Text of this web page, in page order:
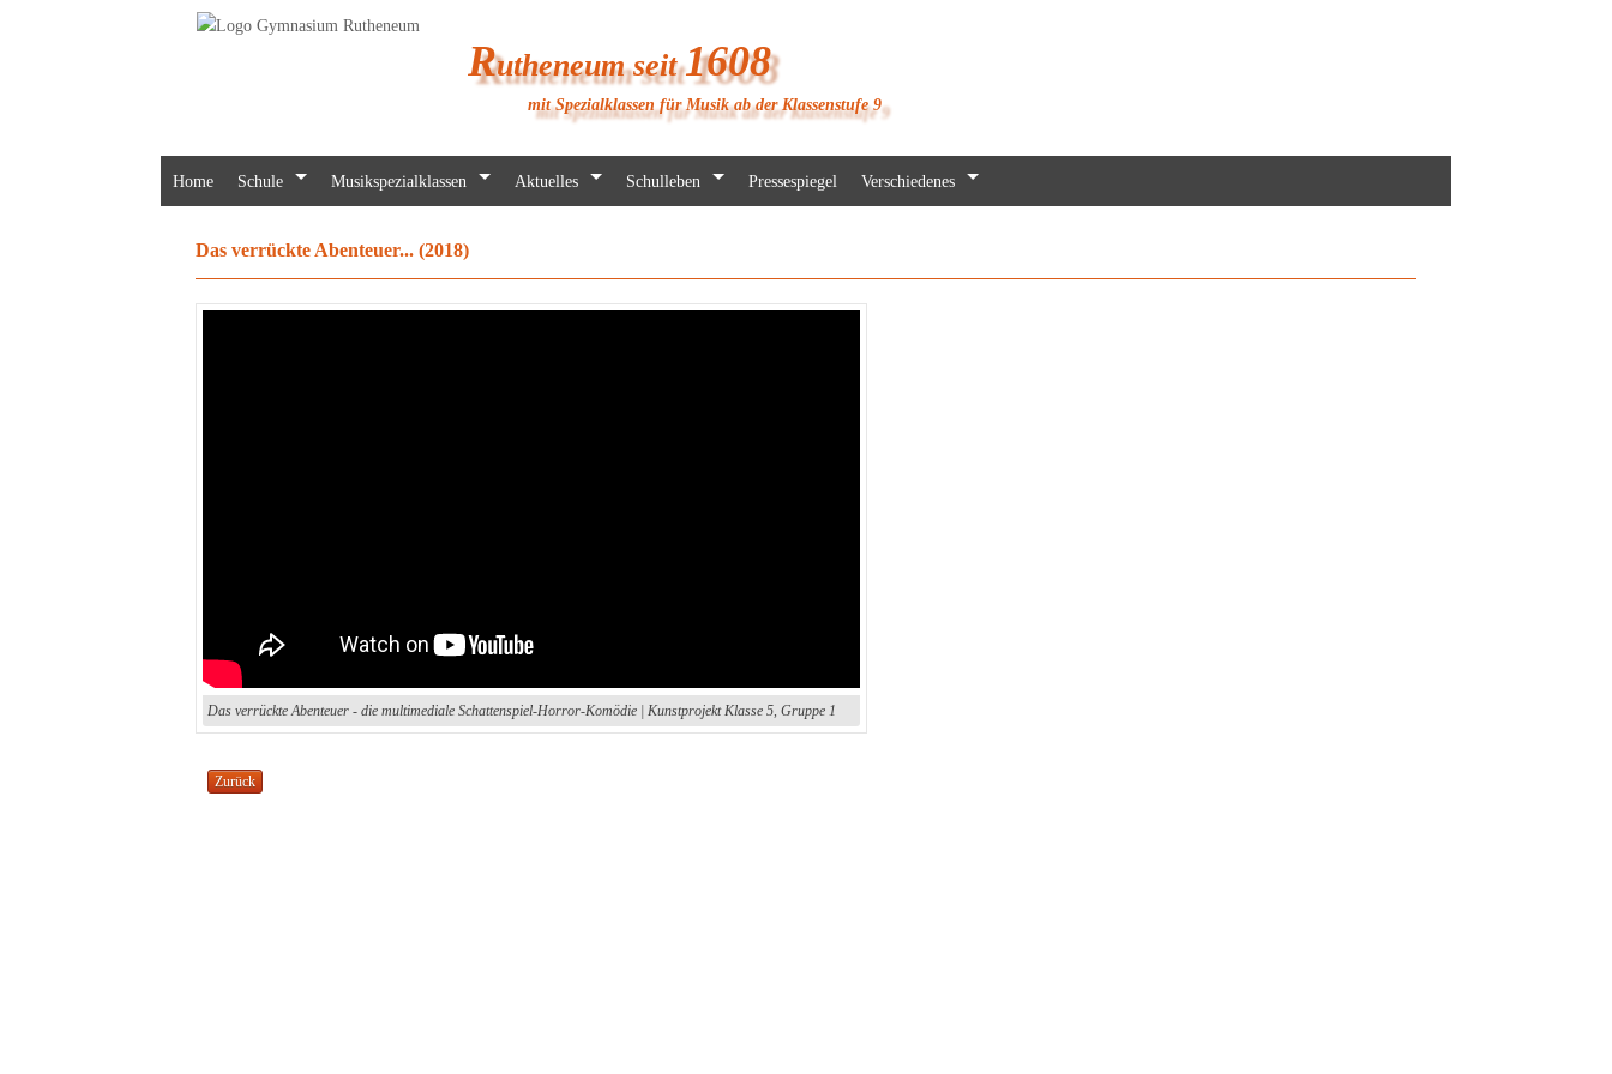
Rutheneum seit1608
mit Spezialklassen für Musik ab der Klassenstufe 9
Home Schule Musikspezialklassen Aktuelles Schulleben Pressespiegel Verschiedenes
Das verrückte Abenteuer... (2018)
Das verrückte Abenteuer - die multimediale Schattenspiel-Horror-Komödie | Kunstprojekt Klasse 5, Gruppe 1